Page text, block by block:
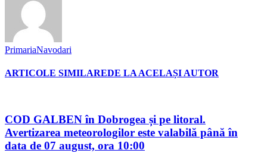
PrimariaNavodari
ARTICOLE SIMILAREDE LA ACELAȘI AUTOR
COD GALBEN în Dobrogea și pe litoral.
Avertizarea meteorologilor este valabilă până în
data de 07 august, ora 10:00